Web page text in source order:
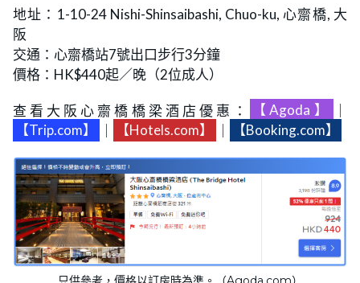
地址：1-10-24 Nishi-Shinsaibashi, Chuo-ku, 心齋橋, 大
阪
交通：心齋橋站7號出口步行3分鐘
價格：HK$440起／晚（2位成人）
查看大阪心齋橋橋梁酒店優惠： 【Agoda】
【Trip.com】
【Hotels.com】 【Booking.com】